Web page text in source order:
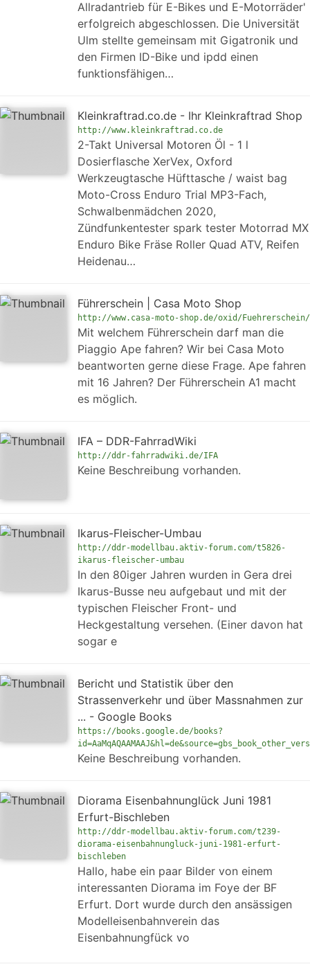
Allradantrieb für E-Bikes und E-Motorräder'
erfolgreich abgeschlossen. Die Universität
Ulm stellte gemeinsam mit Gigatronik und
den Firmen ID-Bike und ipdd einen
funktionsfähigen…
Kleinkraftrad.co.de - Ihr Kleinkraftrad Shop
http://www.kleinkraftrad.co.de
2-Takt Universal Motoren Öl - 1 l
Dosierflasche XerVex, Oxford
Werkzeugtasche Hüfttasche / waist bag
Moto-Cross Enduro Trial MP3-Fach,
Schwalbenmädchen 2020,
Zündfunkentester spark tester Motorrad MX
Enduro Bike Fräse Roller Quad ATV, Reifen
Heidenau…
Führerschein | Casa Moto Shop
http://www.casa-moto-shop.de/oxid/Fuehrerschein/
Mit welchem Führerschein darf man die
Piaggio Ape fahren? Wir bei Casa Moto
beantworten gerne diese Frage. Ape fahren
mit 16 Jahren? Der Führerschein A1 macht
es möglich.
IFA – DDR-FahrradWiki
http://ddr-fahrradwiki.de/IFA
Keine Beschreibung vorhanden.
Ikarus-Fleischer-Umbau
http://ddr-modellbau.aktiv-forum.com/t5826-
ikarus-fleischer-umbau
In den 80iger Jahren wurden in Gera drei
Ikarus-Busse neu aufgebaut und mit der
typischen Fleischer Front- und
Heckgestaltung versehen. (Einer davon hat
sogar e
Bericht und Statistik über den
Strassenverkehr und über Massnahmen zur
... - Google Books
https://books.google.de/books?
Keine Beschreibung vorhanden.
Diorama Eisenbahnunglück Juni 1981
Erfurt-Bischleben
http://ddr-modellbau.aktiv-forum.com/t239-
diorama-eisenbahnungluck-juni-1981-erfurt-
bischleben
Hallo, habe ein paar Bilder von einem
interessanten Diorama im Foye der BF
Erfurt. Dort wurde durch den ansässigen
Modelleisenbahnverein das
Eisenbahnungfück vo